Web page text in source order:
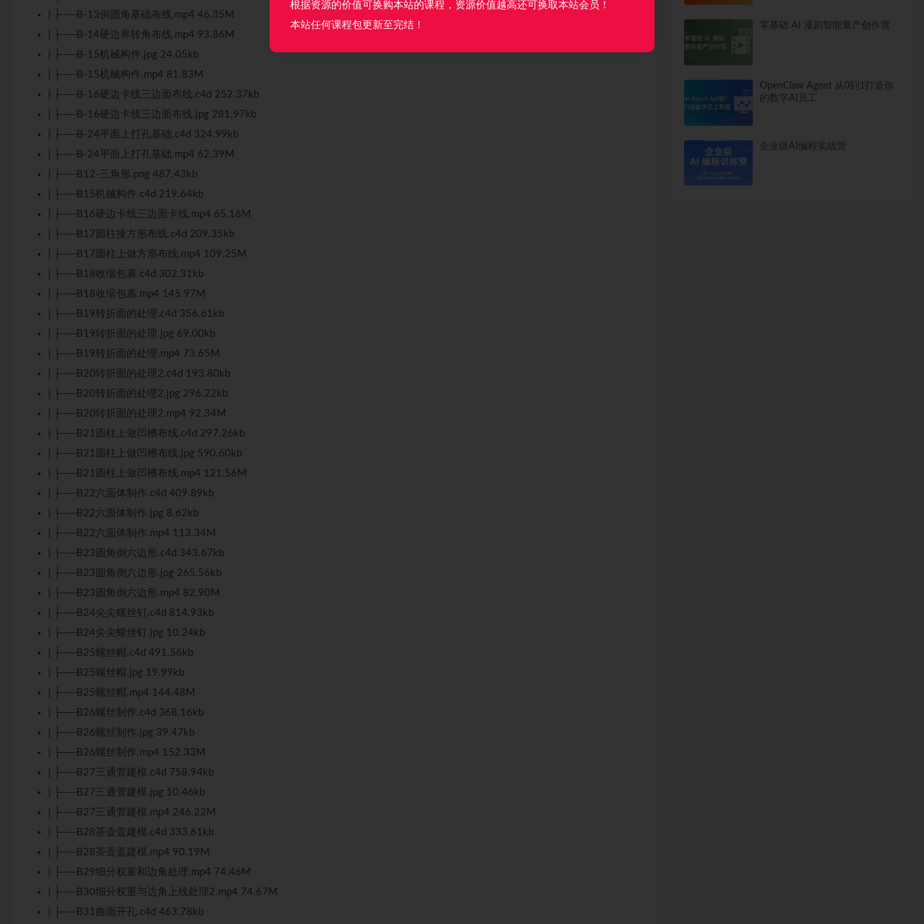
| ├──B-13倒圆角基础布线.mp4 46.35M
| ├──B-14硬边界转角布线.mp4 93.86M
| ├──B-15机械构件.jpg 24.05kb
| ├──B-15机械构件.mp4 81.83M
| ├──B-16硬边卡线三边面布线.c4d 252.37kb
| ├──B-16硬边卡线三边面布线.jpg 281.97kb
| ├──B-24平面上打孔基础.c4d 324.99kb
| ├──B-24平面上打孔基础.mp4 62.39M
| ├──B12-三角形.png 487.43kb
| ├──B15机械构件.c4d 219.64kb
| ├──B16硬边卡线三边面卡线.mp4 65.16M
| ├──B17圆柱接方形布线.c4d 209.35kb
| ├──B17圆柱上做方形布线.mp4 109.25M
| ├──B18收缩包裹.c4d 302.31kb
| ├──B18收缩包裹.mp4 145.97M
| ├──B19转折面的处理.c4d 356.61kb
| ├──B19转折面的处理.jpg 69.00kb
| ├──B19转折面的处理.mp4 73.65M
| ├──B20转折面的处理2.c4d 193.80kb
| ├──B20转折面的处理2.jpg 296.22kb
| ├──B20转折面的处理2.mp4 92.34M
| ├──B21圆柱上做凹槽布线.c4d 297.26kb
| ├──B21圆柱上做凹槽布线.jpg 590.60kb
| ├──B21圆柱上做凹槽布线.mp4 121.56M
| ├──B22六面体制作.c4d 409.89kb
| ├──B22六面体制作.jpg 8.62kb
| ├──B22六面体制作.mp4 113.34M
| ├──B23圆角倒六边形.c4d 343.67kb
| ├──B23圆角倒六边形.jpg 265.56kb
| ├──B23圆角倒六边形.mp4 82.90M
| ├──B24尖尖螺丝钉.c4d 814.93kb
| ├──B24尖尖螺丝钉.jpg 10.24kb
| ├──B25螺丝帽.c4d 491.56kb
| ├──B25螺丝帽.jpg 19.99kb
| ├──B25螺丝帽.mp4 144.48M
| ├──B26螺丝制作.c4d 368.16kb
| ├──B26螺丝制作.jpg 39.47kb
| ├──B26螺丝制作.mp4 152.33M
| ├──B27三通管建模.c4d 758.94kb
| ├──B27三通管建模.jpg 10.46kb
| ├──B27三通管建模.mp4 246.22M
| ├──B28茶壶盖建模.c4d 333.61kb
| ├──B28茶壶盖建模.mp4 90.19M
| ├──B29细分权重和边角处理.mp4 74.46M
| ├──B30细分权重与边角上线处理2.mp4 74.67M
| ├──B31曲面开孔.c4d 463.78kb
零基础 AI 漫剧智能量产创作营
OpenClaw Agent 从0到1打造你
的数字AI员工
企业级AI编程实战营
根据资源的价值可换购本站的课程，资源价值越高还可换取本站会员！
本站任何课程包更新至完结！